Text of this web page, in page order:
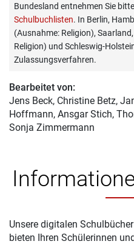
Bundesland entnehmen Sie
Schulbuchlisten. In Berlin,
(Ausnahme: Religion),
Religion) und Schleswig-
Zulassungsverfahren.
Bearbeitet von:
Jens Beck, Christine Betz,
Hoffmann, Ansgar Stich,
Sonja Zimmermann
Unsere digitalen
bieten Ihren Schülerinnen